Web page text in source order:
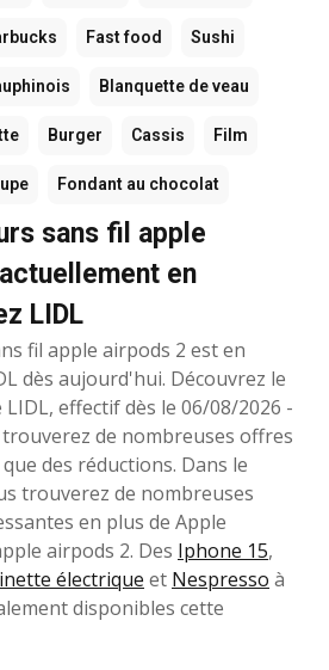
Fast food Sushi
Blanquette de veau
Burger Cassis Film
Fondant au chocolat
sans fil apple
en
LIDL
fil apple airpods 2 est en
dès aujourd'hui. Découvrez le
effectif dès le 06/08/2026 -
de nombreuses offres
des réductions. Dans le
trouverez de nombreuses
en plus de Apple
airpods 2. Des Iphone 15,
électrique et Nespresso à
disponibles cette